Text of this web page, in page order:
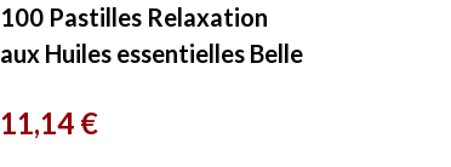
100 Pastilles Relaxation
aux Huiles essentielles Belle
Prix
11,14 €